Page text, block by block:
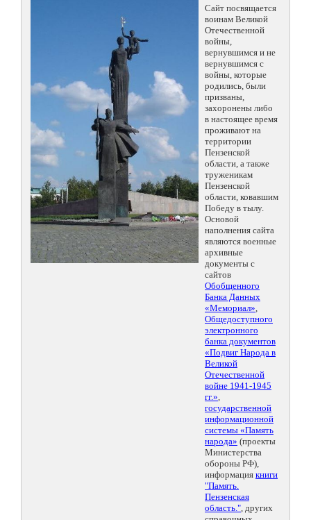
Сайт посвящается
воинам Великой
Отечественной
войны,
вернувшимся и не
вернувшимся с
войны, которые
родились, были
призваны,
захоронены либо
в настоящее время
проживают на
территории
Пензенской
области, а также
труженикам
Пензенской
области, ковавшим
Победу в тылу.
Основой
наполнения сайта
являются военные
архивные
документы с
сайтов
Обобщенного
Банка Данных
«Мемориал»,
Общедоступного
электронного
банка документов
«Подвиг Народа в
Великой
Отечественной
войне 1941-1945
гг.»,
государственной
информационной
системы «Память
народа» (проекты
Министерства
обороны РФ),
информация книги
"Память.
Пензенская
область.", других